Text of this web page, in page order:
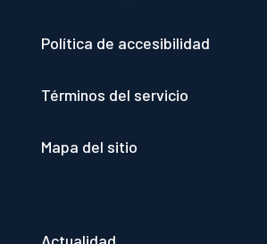
Política de accesibilidad
Términos del servicio
Mapa del sitio